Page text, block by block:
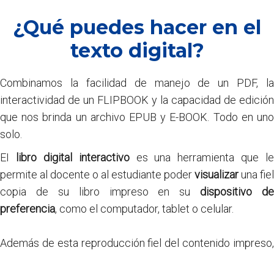
¿Qué puedes hacer en el
texto digital?
Combinamos la facilidad de manejo de un PDF, la
interactividad de un FLIPBOOK y la capacidad de edición
que nos brinda un archivo EPUB y E-BOOK. Todo en uno
solo.
EI
libro digital interactivoes una herramienta que le
permite al docente o al estudiante podervisualizaruna fiel
copia de su libro impreso en sudispositivo de
preferencia, como el computador, tablet o celular.
Además de esta reproducción fiel del contenido impreso,